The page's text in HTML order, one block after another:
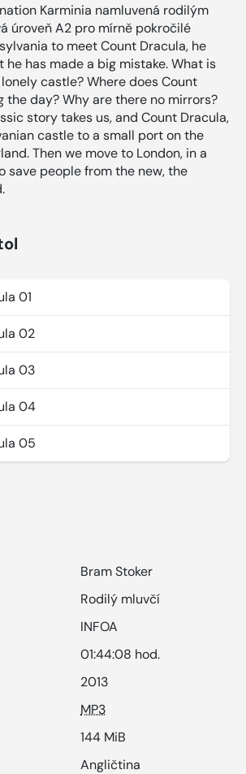
Karminia namluvená rodilým
úroveň A2 pro mírně pokročilé
to meet Count Dracula, he
he has made a big mistake. What is
castle? Where does Count
the day? Why are there no mirrors?
story takes us, and Count Dracula,
castle to a small port on the
Then we move to London, in a
save people from the new, the
01
02
03
04
05
Bram Stoker
Rodilý mluvčí
INFOA
01:44:08 hod.
2013
MP3
144 MiB
Angličtina